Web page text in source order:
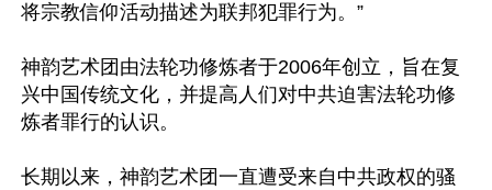
将宗教信仰活动描述为联邦犯罪行为。”
神韵艺术团由法轮功修炼者于2006年创立，旨在复
兴中国传统文化，并提高人们对中共迫害法轮功修
炼者罪行的认识。
长期以来，神韵艺术团一直遭受来自中共政权的骚